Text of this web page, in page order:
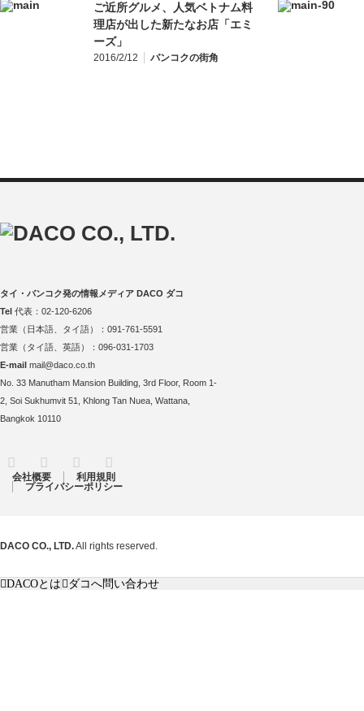
ご近所グルメ、人気ベトナム料
理店が出した新たなお店「エミ
ーズ」
2016/2/12 バンコクの街角
タイ・バンコク発の情報メディア DACO ダコ
Tel 代表：02-120-6206
営業（日本語、タイ語）：091-761-5591
営業（タイ語、英語）：096-031-1703
E-mail mail@daco.co.th
No. 33 Manutham Mansion Building, 3rd Floor, Room 1-
2, Soi Sukhumvit 51, Khlong Tan Nuea, Wattana,
Bangkok 10110
Twitter FacebookInstagram
会社概要
利用規則
プライバシーポリシー
DACO CO., LTD.All rights reserved.
DACOとは ダコへ問い合わせ